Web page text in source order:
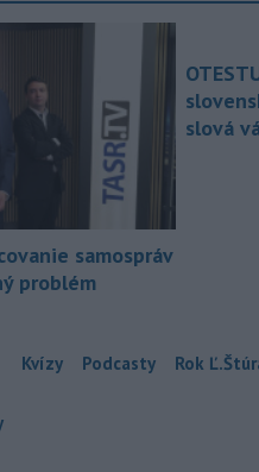
samospráv
problém
slová
Kvízy Podcasty Rok